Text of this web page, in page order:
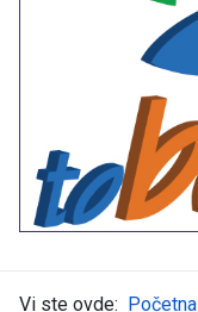
Vi ste ovde: Početna